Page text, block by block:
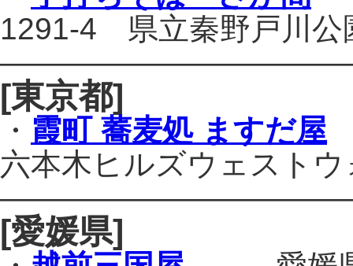
1291-4 県立秦野戸川
[東京都]
・ 霞町 蕎麦処 ますだ屋
六本木ヒルズウェスト
[愛媛県]